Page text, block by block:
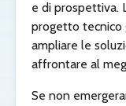
e di prospettiva.
progetto tecnico
ampliare le
affrontare al
Se non